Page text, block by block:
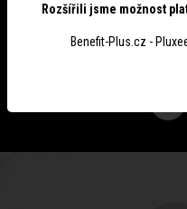
Rozšířili jsme možnost
Benefit-Plus.cz -